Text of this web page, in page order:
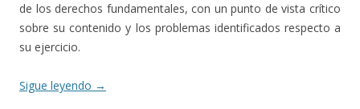
de los derechos fundamentales, con un punto de vista crítico
sobre su contenido y los problemas identificados respecto a
su ejercicio.
Sigue leyendo →